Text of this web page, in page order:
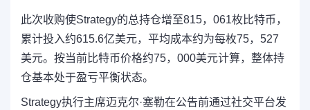
此次收购使Strategy的总持仓增至815，061枚比特币，
累计投入约615.6亿美元，平均成本约为每枚75，527
美元。按当前比特币价格约75，000美元计算，整体持
仓基本处于盈亏平衡状态。
Strategy执行主席迈克尔·塞勒在公告前通过社交平台发